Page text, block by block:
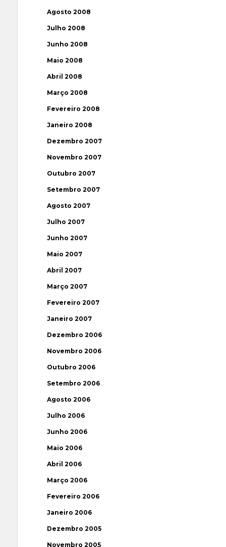
Agosto 2008
Julho 2008
Junho 2008
Maio 2008
Abril 2008
Março 2008
Fevereiro 2008
Janeiro 2008
Dezembro 2007
Novembro 2007
Outubro 2007
Setembro 2007
Agosto 2007
Julho 2007
Junho 2007
Maio 2007
Abril 2007
Março 2007
Fevereiro 2007
Janeiro 2007
Dezembro 2006
Novembro 2006
Outubro 2006
Setembro 2006
Agosto 2006
Julho 2006
Junho 2006
Maio 2006
Abril 2006
Março 2006
Fevereiro 2006
Janeiro 2006
Dezembro 2005
Novembro 2005